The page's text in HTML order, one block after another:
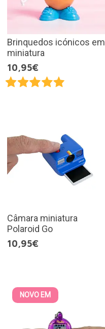
Brinquedos icónicos em
miniatura
10,95€
Câmara miniatura
Polaroid Go
10,95€
NOVO EM